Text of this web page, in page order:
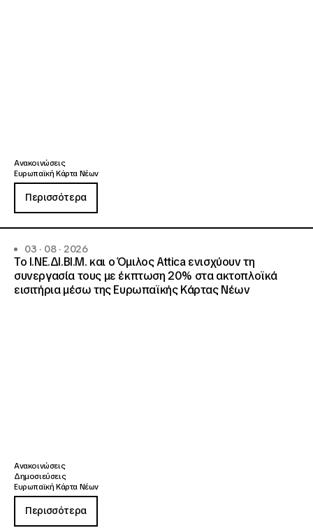
Ανακοινώσεις
Ευρωπαϊκή Κάρτα Νέων
Περισσότερα
03 · 08 · 2026
Το Ι.ΝΕ.ΔΙ.ΒΙ.Μ. και o Όμιλος Attica ενισχύουν τη
συνεργασία τους με έκπτωση 20% στα ακτοπλοϊκά
εισιτήρια μέσω της Ευρωπαϊκής Κάρτας Νέων
Ανακοινώσεις
Δημοσιεύσεις
Ευρωπαϊκή Κάρτα Νέων
Περισσότερα